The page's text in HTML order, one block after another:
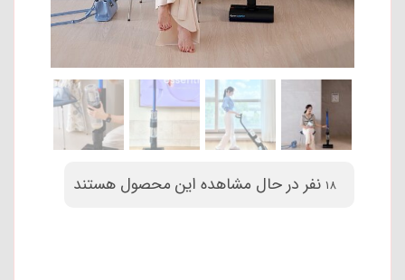
21نفر در حال مشاهده این محصول هستند